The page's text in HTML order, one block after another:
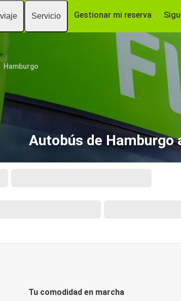
Servicio Gestionar mi reserva
Hamburgo
Autobús de Hamburgo
Tu comodidad en marcha